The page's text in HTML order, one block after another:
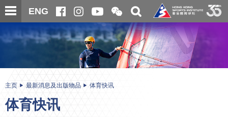
跳
至
内
ENG
开
合
微
信
二
维
码
关
搜
寻
内
主页 最新消息及出版物品 体育快讯
体育快讯